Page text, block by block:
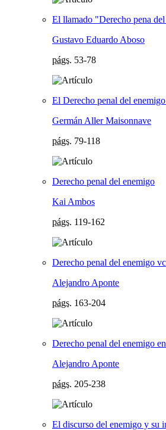
El llamado "Derecho pena
Gustavo Eduardo Aboso
págs. 53-78
El Derecho penal del
Germán Aller Maisonnave
págs. 79-118
Derecho penal del enemigo
Kai Ambos
págs. 119-162
Derecho penal del enemigo
Alejandro Aponte
págs. 163-204
Derecho penal del enemigo
Alejandro Aponte
págs. 205-238
El discurso del enemigo y su